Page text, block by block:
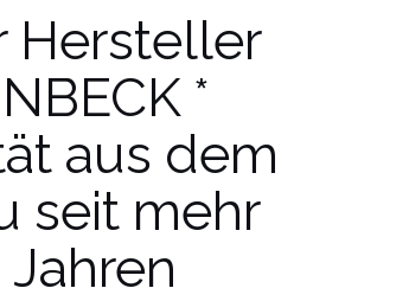
Hersteller
*
aus dem
seit mehr